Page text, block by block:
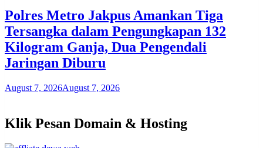
Polres Metro Jakpus Amankan Tiga
Tersangka dalam Pengungkapan 132
Kilogram Ganja, Dua Pengendali
Jaringan Diburu
August 7, 2026August 7, 2026
Klik Pesan Domain & Hosting